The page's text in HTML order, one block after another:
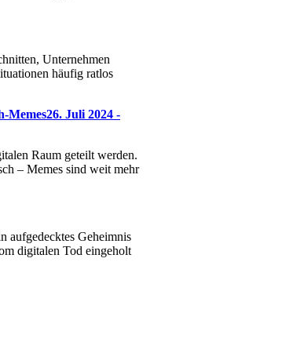
Unternehmen
häufig ratlos
Memes26. Juli 2024 -
Raum geteilt werden.
– Memes sind weit mehr
aufgedecktes Geheimnis
digitalen Tod eingeholt